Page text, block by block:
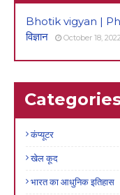
Bhotik vigyan |
विज्ञान
October 18, 2022
कंप्यूटर
खेल कूद
भारत का आधुनिक इतिहास